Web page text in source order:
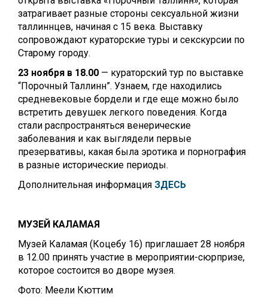
затрагивает разные стороны сексуальной жизни
таллиннцев, начиная с 15 века. Выставку
сопровождают кураторские туры и секскурсии по
Старому городу.
23 ноября в 18.00 — кураторский тур по выставке
“Порочный Таллинн”. Узнаем, где находились
средневековые бордели и где еще можно было
встретить девушек легкого поведения. Когда
стали распространяться венерические
заболевания и как выглядели первые
презервативы, какая была эротика и порнография
в разные исторические периоды.
Дополнительная информация ЗДЕСЬ
МУЗЕЙ КАЛАМАЯ
Музей Каламая (Коцебу 16) приглашает 28 ноября
в 12.00 принять участие в мероприятии-сюрпризе,
которое состоится во дворе музея.
Фото: Меели Кюттим